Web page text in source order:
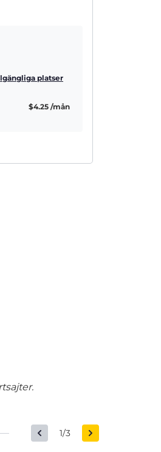
platser
$4.25 /mån
1/3